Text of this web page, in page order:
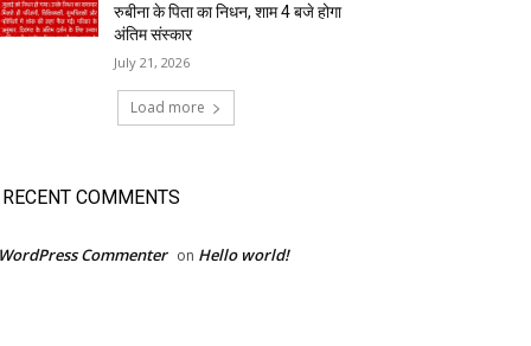
रुबीना के पिता का निधन, शाम 4 बजे होगा
अंतिम संस्कार
July 21, 2026
Load more
RECENT COMMENTS
Commenter on Hello world!